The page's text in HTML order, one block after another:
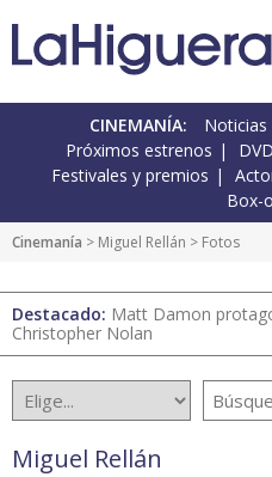
CINEMANÍA: Noticias
Próximos estrenos
DVD
Festivales y premios
Box-
Cinemanía > Miguel Rellán > Fotos
Destacado: Matt Damon
Christopher Nolan
Miguel Rellán